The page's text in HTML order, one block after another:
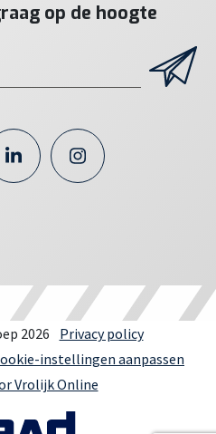
op de hoogte
2026
Privacy policy
instellingen aanpassen
Vrolijk Online